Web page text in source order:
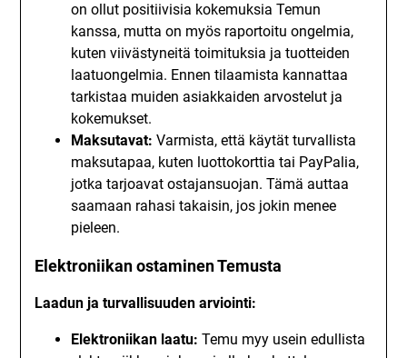
on ollut positiivisia kokemuksia Temun
kanssa, mutta on myös raportoitu ongelmia,
kuten viivästyneitä toimituksia ja tuotteiden
laatuongelmia. Ennen tilaamista kannattaa
tarkistaa muiden asiakkaiden arvostelut ja
kokemukset.
Maksutavat: Varmista, että käytät turvallista
maksutapaa, kuten luottokorttia tai PayPalia,
jotka tarjoavat ostajansuojan. Tämä auttaa
saamaan rahasi takaisin, jos jokin menee
pieleen.
Elektroniikan ostaminen Temusta
Laadun ja turvallisuuden arviointi:
Elektroniikan laatu: Temu myy usein edullista